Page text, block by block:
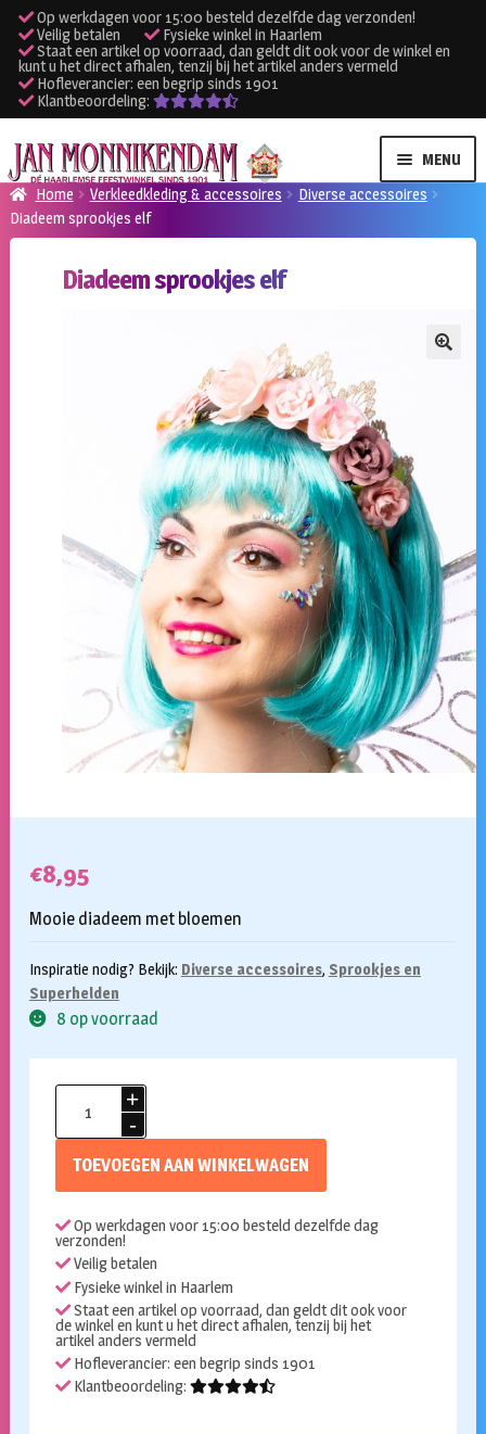
Op werkdagen voor 15:00 besteld dezelfde dag verzonden!
Veilig betalen
Fysieke winkel in Haarlem
Staat een artikel op voorraad, dan geldt dit ook voor de winkel en
kunt u het direct afhalen, tenzij bij het artikel anders vermeld
Hofleverancier: een begrip sinds 1901
Klantbeoordeling:
Ga
door
naar
navigatie
Ga
naar
de
inhoud
MENU
Verhuur kleding
Verhuur apparatuur
Home Verkleedkleding & accessoires
Diverse accessoires
Diadeem sprookjes elf
Diadeem sprookjes elf
€8,95
Mooie diadeem met bloemen
Inspiratie nodig? Bekijk: Diverse accessoires, Sprookjes en
Superhelden
8 op voorraad
sprookjes
TOEVOEGEN AAN WINKELWAGEN
Op werkdagen voor 15:00 besteld dezelfde dag
verzonden!
Veilig betalen
Fysieke winkel in Haarlem
Staat een artikel op voorraad, dan geldt dit ook voor
de winkel en kunt u het direct afhalen, tenzij bij het
artikel anders vermeld
Hofleverancier: een begrip sinds 1901
Klantbeoordeling: